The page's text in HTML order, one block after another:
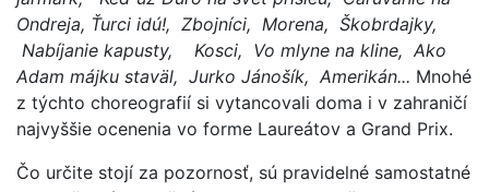
Ondreja, Ťurci idú!, Zbojníci, Morena, Škobrdajky,
Nabíjanie kapusty, Kosci, Vo mlyne na kline, Ako
Adam májku staväl, Jurko Jánošík, Amerikán... Mnohé
z týchto choreografií si vytancovali doma i v zahraničí
najvyššie ocenenia vo forme Laureátov a Grand Prix.
Čo určite stojí za pozornosť, sú pravidelné samostatné